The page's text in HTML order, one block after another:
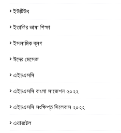
ইউটিউব
ইতালির ভাষা শিক্ষা
ইসলামিক ব্লগ
ঈদের মেসেজ
এইচএসসি
এইচএসসি বাংলা সাজেশন ২০২২
এইচএসসি সংক্ষিপ্ত সিলেবাস ২০২২
এয়ারটেল